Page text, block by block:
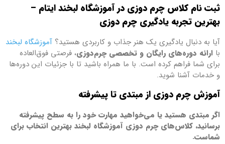
ثبت نام کلاس چرم دوزی در آموزشگاه لبخند ایتام –
بهترین تجربه یادگیری چرم دوزی
آیا به دنبال یادگیری یک هنر جذاب و کاربردی هستید؟ آموزشگاه لبخند
با ارائه دوره‌های رایگان و تخصصی چرم‌دوزی، فرصتی فوق‌العاده
برای شما فراهم کرده است. با ما همراه باشید تا با جزئیات این دوره‌ها
و خدمات آشنا شوید.
آموزش چرم دوزی از مبتدی تا پیشرفته
اگر مبتدی هستید یا می‌خواهید مهارت خود را به سطح پیشرفته
برسانید، کلاس‌های چرم دوزی آموزشگاه لبخند بهترین انتخاب برای
شماست.